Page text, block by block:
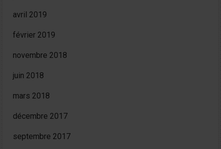
avril 2019
février 2019
novembre 2018
juin 2018
mars 2018
décembre 2017
septembre 2017